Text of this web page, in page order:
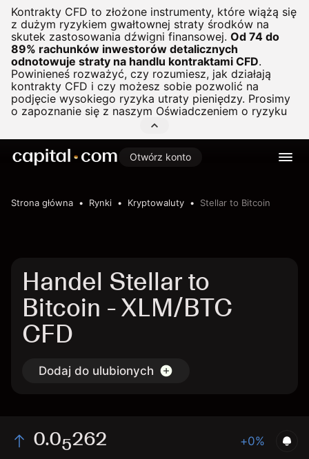
Kontrakty CFD to złożone instrumenty, które wiążą się
z dużym ryzykiem gwałtownej straty środków na
skutek zastosowania dźwigni finansowej. Od 74 do
89% rachunków inwestorów detalicznych
odnotowuje straty na handlu kontraktami CFD.
Powinieneś rozważyć, czy rozumiesz, jak działają
kontrakty CFD i czy możesz sobie pozwolić na
podjęcie wysokiego ryzyka utraty pieniędzy. Prosimy
o zapoznanie się z naszym Oświadczeniem o ryzyku
Otwórz konto
Strona główna Rynki Kryptowaluty Stellar to Bitcoin
Handel Stellar to
Bitcoin - XLM/BTC
CFD
Dodaj do ulubionych
0.05262 +0%